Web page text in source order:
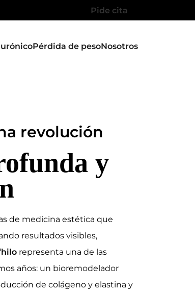
Pide cita
Pérdida de pesoNosotros
revolución
y
de medicina estética que
resultados visibles,
representa una de las
años: un bioremodelador
de colágeno y elastina y